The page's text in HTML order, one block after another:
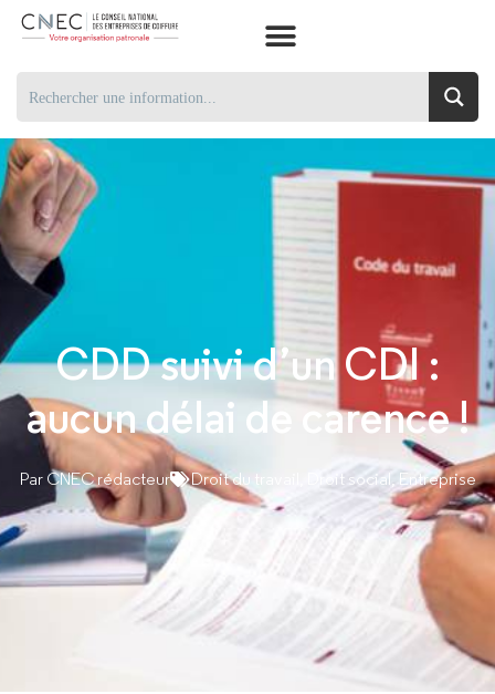
CDD suivi d’un CDI :
aucun délai de carence !
ParCNEC rédacteur Droit du travail Droit social, Entreprise